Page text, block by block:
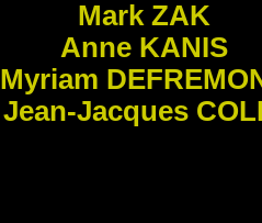
Mark ZAK
Anne KANIS
Myriam
Jean-Jacques